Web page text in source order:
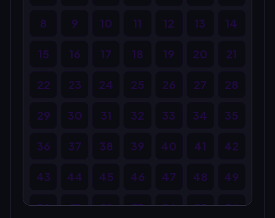
8 9 10 11 12 13 14
15 16 17 18 19 20 21
22 23 24 25 26 27 28
29 30 31 32 33 34 35
36 37 38 39 40 41 42
43 44 45 46 47 48 49
50 51 52 53 54 55 56